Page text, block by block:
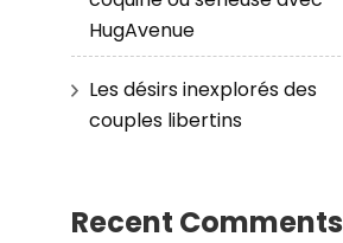
HugAvenue
Les désirs inexplorés des
couples libertins
Recent Comments